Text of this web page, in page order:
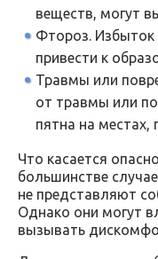
веществ, могут
Фтороз.
привести к
Травмы или
от травмы или
пятна на местах,
Что касается
большинстве
не представляют
Однако они могут
вызывать